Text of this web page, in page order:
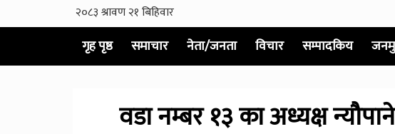
गृह पृष्ठ समाचार नेता/जनता विचार सम्पादकिय
वडा नम्बर १३ का अध्यक्ष